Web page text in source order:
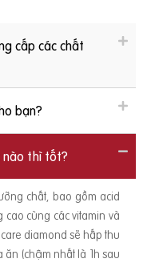
cấp các chất
bạn?
nào thì tốt?
chất, bao gồm acid
cao cùng các vitamin và
diamond sẽ hấp thu
(chậm nhất là 1h sau